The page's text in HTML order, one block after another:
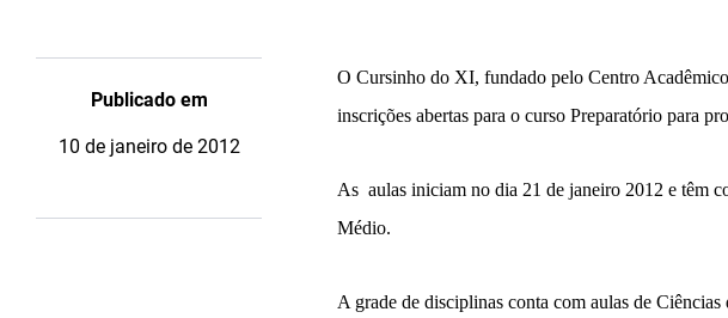
Publicado em
10 de janeiro de 2012
O Cursinho do XI, fundado pelo Centro
inscrições abertas para o curso Preparatório para
As aulas iniciam no dia 21 de janeiro 2012 e têm
Médio.
A grade de disciplinas conta com aulas de